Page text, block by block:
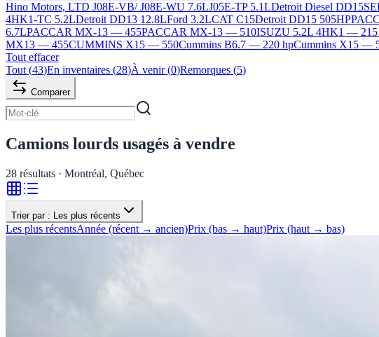
Hino Motors, LTD J08E-VB/ J08E-WU 7.6LJ05E-TP 5.1LDetroit Diesel DD15
4HK1-TC 5.2LDetroit DD13 12.8LFord 3.2LCAT C15Detroit DD15 505HP
6.7LPACCAR MX-13 — 455PACCAR MX-13 — 510ISUZU 5.2L 4HK1 — 215
MX13 — 455CUMMINS X15 — 550Cummins B6.7 — 220 hpCummins X15 —
Tout effacer
Tout (43)En inventaires (28)À venir (0)Remorques (5)
Comparer
Camions lourds usagés à vendre
28 résultats · Montréal, Québec
Trier par : Les plus récents
Les plus récentsAnnée (récent → ancien)Prix (bas → haut)Prix (haut → bas)